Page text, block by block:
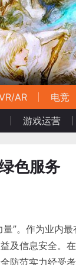
AR
电竞
游戏运营
色服务
”。作为业内
及信息安全。
防范实力经受